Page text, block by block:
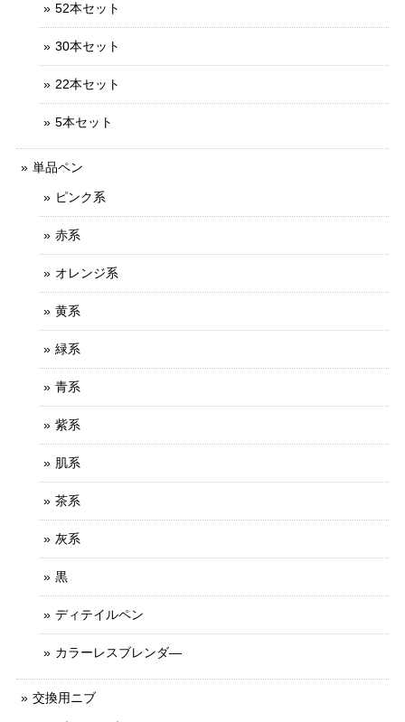
52本セット
30本セット
22本セット
5本セット
単品ペン
ピンク系
赤系
オレンジ系
黄系
緑系
青系
紫系
肌系
茶系
灰系
黒
ディテイルペン
カラーレスブレンダ―
交換用ニブ